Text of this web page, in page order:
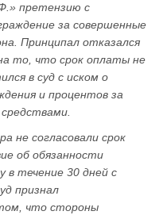
претензию с
за совершенные
Принципал отказался
то, что срок оплаты не
в суд с иском о
и процентов за
не согласовали срок
об обязанности
в течение 30 дней с
признал
что стороны